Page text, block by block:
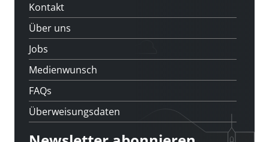
Kontakt
Über uns
Jobs
Medienwunsch
FAQs
Überweisungsdaten